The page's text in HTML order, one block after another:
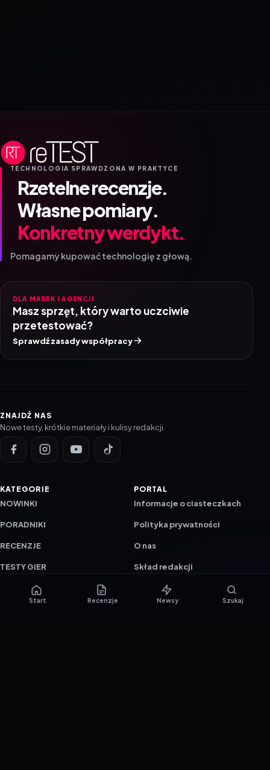
TECHNOLOGIA SPRAWDZONA W PRAKTYCE
Rzetelne recenzje.
Własne pomiary.
Konkretny werdykt.
Pomagamy kupować technologię z głową.
DLA MAREK I AGENCJI
Masz sprzęt, który warto uczciwie
przetestować?
Sprawdź zasady współpracy
ZNAJDŹ NAS
Nowe testy, krótkie materiały i kulisy redakcji.
KATEGORIE
NOWINKI
PORADNIKI
RECENZJE
TESTY GIER
PORTAL
Informacje o ciasteczkach
Polityka prywatności
O nas
Skład redakcji
Metodologia
Start Recenzje Newsy Szukaj